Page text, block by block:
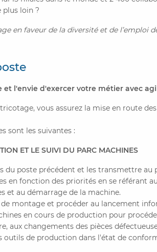
plus loin ?
en faveur de la diversité et de l’emploi
et l'envie d'exercer votre métier avec
vous assurez la mise en route
sont les suivantes :
ET LE SUIVI DU PARC MACHINES
du poste précédent et les transmettre au
en fonction des priorités en se référant
et au démarrage de la machine.
montage et procéder au lancement
en cours de production pour
aux changements des pièces
outils de production dans l'état de